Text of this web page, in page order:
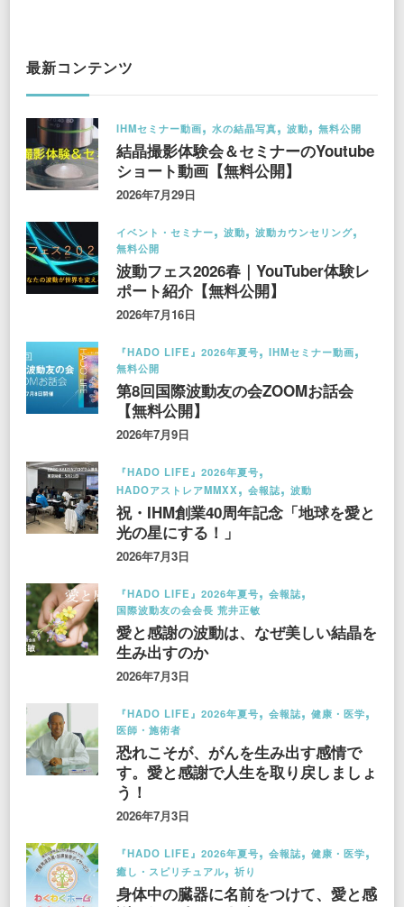
最新コンテンツ
IHMセミナー動画 水の結晶写真 波動 無料公開
結晶撮影体験会＆セミナーのYoutube
ショート動画【無料公開】
2026年7月29日
イベント・セミナー 波動
波動カウンセリング
無料公開
波動フェス2026春｜YouTuber体験レ
ポート紹介【無料公開】
2026年7月16日
『HADO LIFE』2026年夏号
IHMセミナー動画
無料公開
第8回国際波動友の会ZOOMお話会
【無料公開】
2026年7月9日
『HADO LIFE』2026年夏号
HADOアストレアMMXX
会報誌 波動
祝・IHM創業40周年記念「地球を愛と
光の星にする！」
2026年7月3日
『HADO LIFE』2026年夏号
会報誌
国際波動友の会会長 荒井正敏
愛と感謝の波動は、なぜ美しい結晶を
生み出すのか
2026年7月3日
『HADO LIFE』2026年夏号 会報誌
健康・医学
医師・施術者
恐れこそが、がんを生み出す感情で
す。愛と感謝で人生を取り戻しましょ
う！
2026年7月3日
『HADO LIFE』2026年夏号 会報誌
健康・医学
癒し・スピリチュアル
祈り
身体中の臓器に名前をつけて、愛と感